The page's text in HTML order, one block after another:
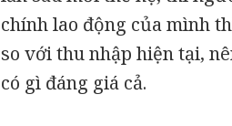
chính lao động của mình
so với thu nhập hiện tại,
có gì đáng giá cả.